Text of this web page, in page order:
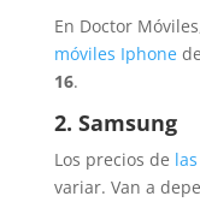
En Doctor
móviles Iphone
16.
2. Samsung
Los precios de
variar. Van a